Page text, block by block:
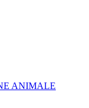
ANIMALE